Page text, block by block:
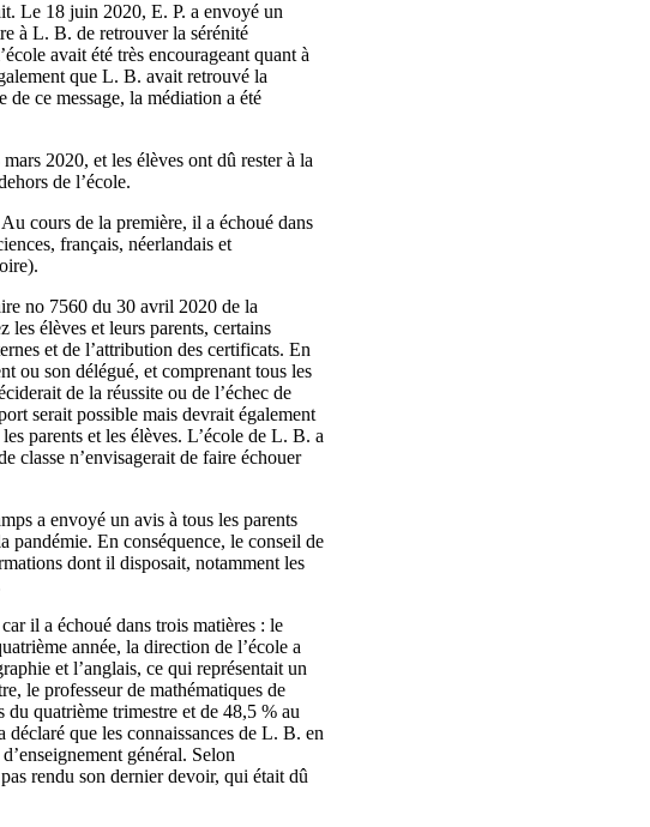
Le 18 juin 2020, E. P. a envoyé un
à L. B. de retrouver la sérénité
avait été très encourageant quant à
que L. B. avait retrouvé la
de ce message, la médiation a été
2020, et les élèves ont dû rester à la
de l’école.
cours de la première, il a échoué dans
français, néerlandais et
no 7560 du 30 avril 2020 de la
élèves et leurs parents, certains
et de l’attribution des certificats. En
ou son délégué, et comprenant tous les
de la réussite ou de l’échec de
serait possible mais devrait également
parents et les élèves. L’école de L. B. a
classe n’envisagerait de faire échouer
a envoyé un avis à tous les parents
pandémie. En conséquence, le conseil de
dont il disposait, notamment les
il a échoué dans trois matières : le
année, la direction de l’école a
et l’anglais, ce qui représentait un
le professeur de mathématiques de
quatrième trimestre et de 48,5 % au
que les connaissances de L. B. en
général. Selon
rendu son dernier devoir, qui était dû